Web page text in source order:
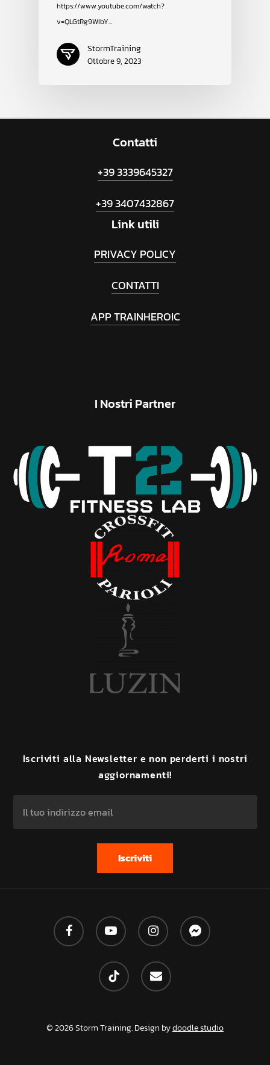
https://www.youtube.com/watch?
v=QLGtRg9WIbY…
StormTraining
Ottobre 9, 2023
Contatti
+39 3339645327
+39 3407432867
Linkutili
PRIVACY POLICY
CONTATTI
APP TRAINHEROIC
I Nostri Partner
Iscriviti alla Newsletter e non perderti i nostri
aggiornamenti!
facebook youtube instagram messenger
tiktok email
© 2026 Storm Training. Design bydoodle studio